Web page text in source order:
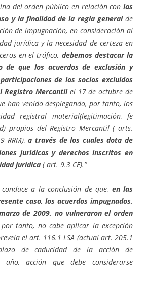
del orden público en relación con las
y la finalidad de la regla generalde
de impugnación, en consideración al
jurídica y la necesidad de certeza en
en el tráfico, debemos destacar la
de que los acuerdos de exclusión y
de los socios excluidos
Registro Mercantil el 17 de octubre de
han venido desplegando, por tanto, los
registral material(legitimación, fe
propios del Registro Mercantil ( arts.
RRM),a través de los cuales dota de
jurídicas y derechos inscritos en
jurídica ( art. 9.3 CE).”
a la conclusión de que, en las
caso, los acuerdos impugnados,
de 2009, no vulneraron el orden
por tanto, no cabe aplicar la excepción
el art. 116.1 LSA (actual art. 205.1
de caducidad de la acción de
acción que debe considerarse